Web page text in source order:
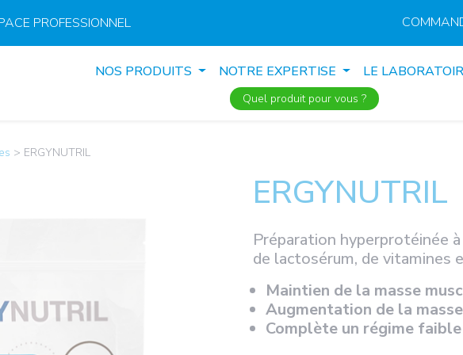
PROFESSIONNEL
NOS PRODUITS NOTRE EXPERTISE LE
Quel produit pour vous ?
> ERGYNUTRIL
ERGYNUTRIL
Préparation hyperprotéinée
de lactosérum, de vitamines
Maintien de la masse
Augmentation de la
Complète un régime